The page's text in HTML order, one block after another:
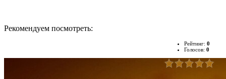
Рекомендуем посмотреть:
Рейтинг: 0
Голосов: 0